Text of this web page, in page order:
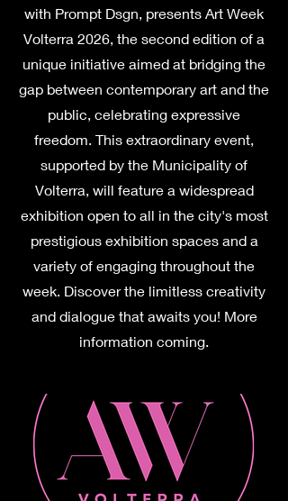
with Prompt Dsgn, presents Art Week
Volterra 2026, the second edition of a
unique initiative aimed at bridging the
gap between contemporary art and the
public, celebrating expressive
freedom. This extraordinary event,
supported by the Municipality of
Volterra, will feature a widespread
exhibition open to all in the city's most
prestigious exhibition spaces and a
variety of engaging throughout the
week. Discover the limitless creativity
and dialogue that awaits you! More
information coming.